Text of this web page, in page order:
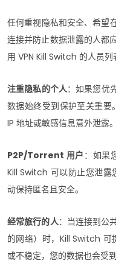
任何重视隐私和安全、希望
连接并防止数据泄露的人都
用 VPN Kill Switch 的人员列
注重隐私的个人：如果您优
数据始终受到保护至关重要
IP 地址或敏感信息意外泄露。
P2P/Torrent 用户 ：如果
Kill Switch 可以防止您泄露
动保持匿名且安全。
经常旅行的人：当连接到公
的网络）时，Kill Switch 可
或不稳定，您的数据也会受到